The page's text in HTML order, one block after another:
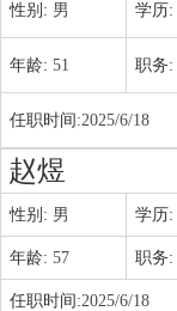
性别: 男 学历:
年龄: 51 职务:
任职时间:2025/6/18
赵煜
性别: 男 学历:
年龄: 57 职务:
任职时间:2025/6/18